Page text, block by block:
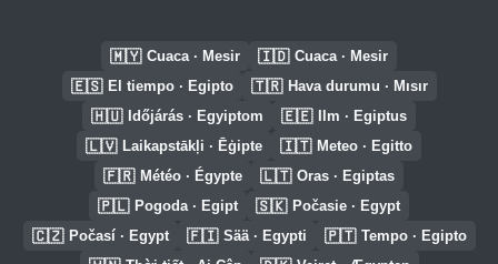
🇲🇾 Cuaca · Mesir 🇮🇩 Cuaca · Mesir
🇪🇸 El tiempo · Egipto 🇹🇷 Hava durumu · Mısır
🇭🇺 Időjárás · Egyiptom 🇪🇪 Ilm · Egiptus
🇱🇻 Laikapstākļi · Ēģipte 🇮🇹 Meteo · Egitto
🇫🇷 Météo · Égypte 🇱🇹 Oras · Egiptas
🇵🇱 Pogoda · Egipt 🇸🇰 Počasie · Egypt
🇨🇿 Počasí · Egypt 🇫🇮 Sää · Egypti 🇵🇹 Tempo · Egipto